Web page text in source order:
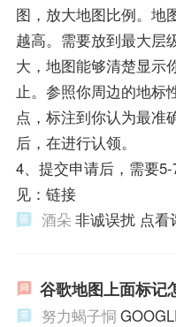
图，放大地图比例。地
越高。需要放到最大层
大，地图能够清楚显示
止。参照你周边的地标
点，标注到你认为最准
后，在进行认领。
4、提交申请后，需要
见：链接
酒朵 非诚误扰 点看
谷歌地图上面标记
努力蝎子恫